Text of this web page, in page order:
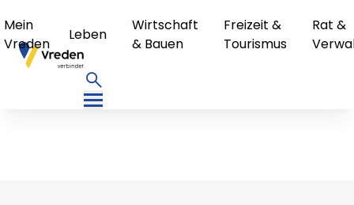
Mein
Vreden
Leben
Wirtschaft
& Bauen
Freizeit &
Tourismus
Rat &